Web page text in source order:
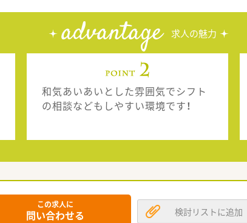
advantage 求人の魅力
和気あいあいとした雰囲気でシフト
の相談などもしやすい環境です！
この求人に
問い合わせる 検討リストに追加